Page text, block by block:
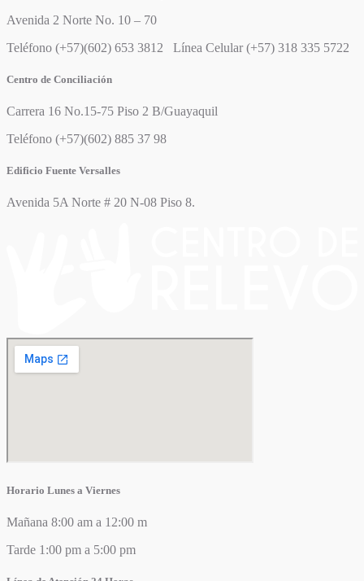
Avenida 2 Norte No. 10 – 70
Teléfono (+57)(602) 653 3812 Línea Celular (+57) 318 335 5722
Centro de Conciliación
Carrera 16 No.15-75 Piso 2 B/Guayaquil
Teléfono (+57)(602) 885 37 98
Edificio Fuente Versalles
Avenida 5A Norte # 20 N-08 Piso 8.
Horario Lunes a Viernes
Mañana 8:00 am a 12:00 m
Tarde 1:00 pm a 5:00 pm